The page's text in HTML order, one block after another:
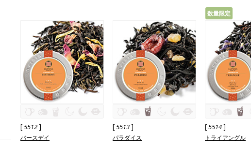
[5512]
バースデイ
[5513]
パラダイス
数量限定
[5514]
トライアングル